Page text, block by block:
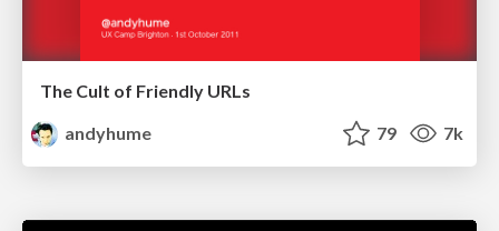
The Cult of Friendly URLs
andyhume
79 7k